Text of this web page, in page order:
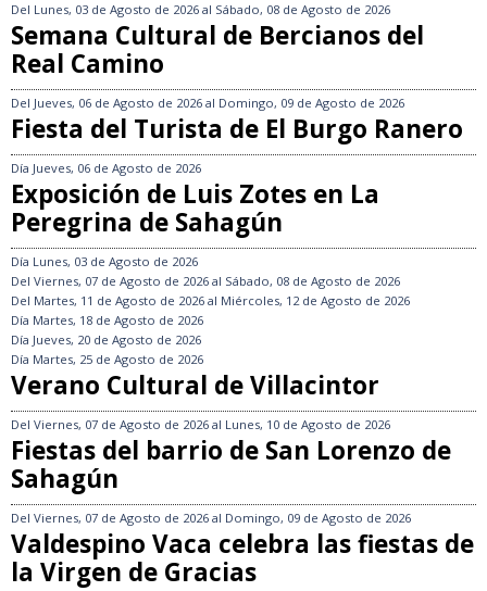
Del Lunes, 03 de Agosto de 2026 al Sábado, 08 de Agosto de 2026
Semana Cultural de Bercianos del
Real Camino
Del Jueves, 06 de Agosto de 2026 al Domingo, 09 de Agosto de 2026
Fiesta del Turista de El Burgo Ranero
Día Jueves, 06 de Agosto de 2026
Exposición de Luis Zotes en La
Peregrina de Sahagún
Día Lunes, 03 de Agosto de 2026
Del Viernes, 07 de Agosto de 2026 al Sábado, 08 de Agosto de 2026
Del Martes, 11 de Agosto de 2026 al Miércoles, 12 de Agosto de 2026
Día Martes, 18 de Agosto de 2026
Día Jueves, 20 de Agosto de 2026
Día Martes, 25 de Agosto de 2026
Verano Cultural de Villacintor
Del Viernes, 07 de Agosto de 2026 al Lunes, 10 de Agosto de 2026
Fiestas del barrio de San Lorenzo de
Sahagún
Del Viernes, 07 de Agosto de 2026 al Domingo, 09 de Agosto de 2026
Valdespino Vaca celebra las fiestas de
la Virgen de Gracias